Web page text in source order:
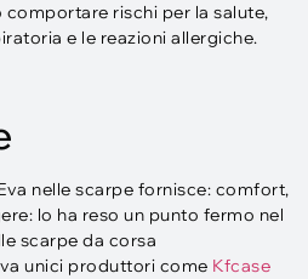
rischi per la salute,
e le reazioni allergiche.
nelle scarpe fornisce: comfort,
lo ha reso un punto fermo nel
scarpe da corsa
unici produttori come Kfcase